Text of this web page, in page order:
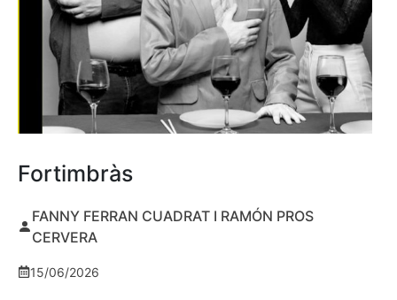
Fortimbràs
FANNY FERRAN CUADRAT I RAMÓN PROS
CERVERA
15/06/2026